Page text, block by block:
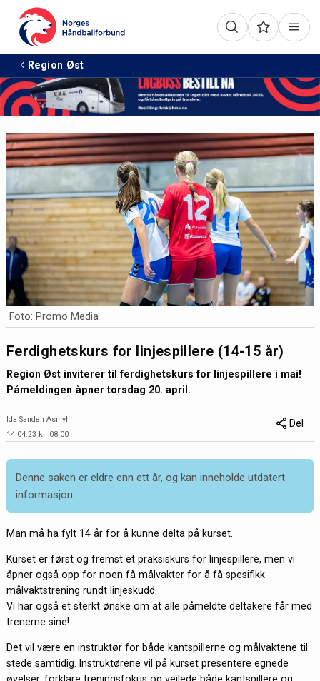
Region Øst
Foto: Promo Media
Ferdighetskurs for linjespillere (14-15 år)
Region Øst inviterer til ferdighetskurs for linjespillere i mai!
Påmeldingen åpner torsdag 20. april.
Ida Sanden Asmyhr
14.04.23 kl. 08:00
Del
Denne saken er eldre enn ett år, og kan inneholde utdatert
informasjon.
Man må ha fylt 14 år for å kunne delta på kurset.
Kurset er først og fremst et praksiskurs for linjespillere, men vi
åpner også opp for noen få målvakter for å få spesifikk
målvaktstrening rundt linjeskudd.
Vi har også et sterkt ønske om at alle påmeldte deltakere får med
trenerne sine!
Det vil være en instruktør for både kantspillerne og målvaktene til
stede samtidig. Instruktørene vil på kurset presentere egnede